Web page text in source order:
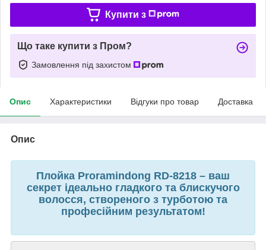
Купити з
Що таке купити з Пром?
Замовлення під захистом
Опис Характеристики Відгуки про товар Доставка
Опис
Плойка Proramindong RD-8218 – ваш
секрет ідеально гладкого та блискучого
волосся, створеного з турботою та
професійним результатом!